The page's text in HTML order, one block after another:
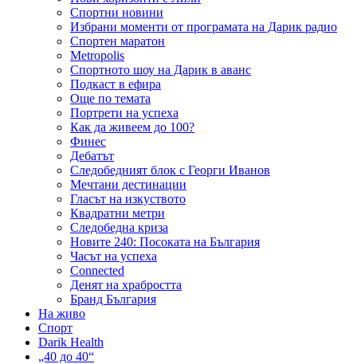
Спортни новини
Избрани моменти от програмата на Дарик радио
Спортен маратон
Metropolis
Спортното шоу на Дарик в аванс
Подкаст в ефира
Още по темата
Портрети на успеха
Как да живеем до 100?
Финес
Дебатът
Следобедният блок с Георги Иванов
Мечтани дестинации
Гласът на изкуството
Квадратни метри
Следобедна криза
Новите 240: Посоката на България
Часът на успеха
Connected
Денят на храбростта
Бранд България
На живо
Спорт
Darik Health
„40 до 40“